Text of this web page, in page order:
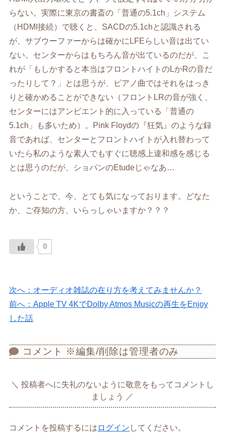
らない。実際に東京の書斎の「普通の5.1ch」システム
（HDMI接続）で聴くと、SACDの5.1chと認識される
が、サブウーファーからは確かにLFEらしい音は出てい
ない。センターからはもちろん音が出ているのだが、こ
れが「もしかすると本当はフロントハイトのLかRの音だ
ったりして？」とは思うが、ピアノ曲ではそれをはっき
りと確かめることができない（フロントLRの音が強く、
センターにはアンビエント的に入っている「普通の
5.1ch」も多いため）。Pink Floydの『狂気』のような録
音であれば、センターとフロントハイトが入れ替わって
いたら私のような素人でもすぐに聴感上違和感を感じる
とは思うのだが、ショパンのEtudeじゃなあ…
ということで、今、とても気になっております。どなた
か、ご存知の方、いらっしゃいますか？？？
0
次へ：オーディオ雑誌の在り方を考えてみませんか？
前へ：Apple TV 4KでDolby Atmos Musicの再生をEnjoy
した話
コメント ※編集/削除は管理者のみ
投稿者へに失礼のないように敬意をもってコメントし
ましょう
コメントを投稿するには ログイン してください。